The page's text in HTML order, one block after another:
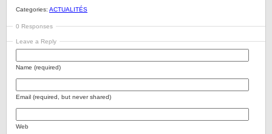
Categories: ACTUALITÉS
0 Responses
Leave a Reply
Name (required)
Email (required, but never shared)
Web